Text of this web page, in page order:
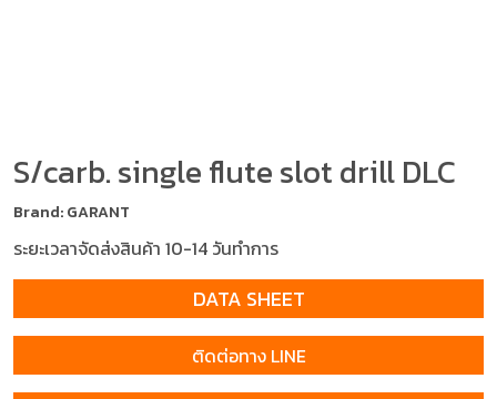
S/carb. single flute slot drill DLC
Brand: GARANT
ระยะเวลาจัดส่งสินค้า 10-14 วันทำการ
DATA SHEET
ติดต่อทาง LINE